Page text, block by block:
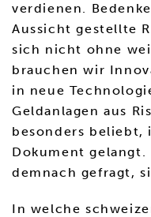
verdienen.
Aussicht gestellte
sich nicht ohne
brauchen wir
in neue
Geldanlagen aus
besonders beliebt,
Dokument gelangt.
demnach gefragt,
In welche